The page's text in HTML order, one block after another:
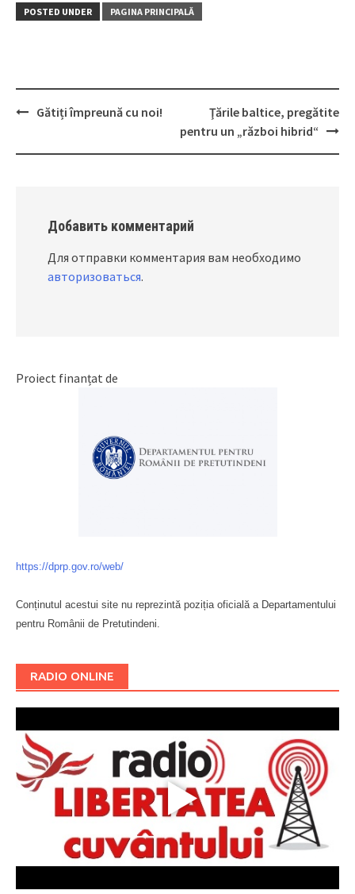
POSTED UNDER PAGINA PRINCIPALĂ
navigation
Gătiți împreună cu noi!
Ţările baltice, pregătite
pentru un „război hibrid“
Добавить комментарий
Для отправки комментария вам необходимо
авторизоваться.
Proiect finanțat de
https://dprp.gov.ro/web/
Conținutul acestui site nu reprezintă poziția oficială a Departamentului
pentru Românii de Pretutindeni.
RADIO ONLINE